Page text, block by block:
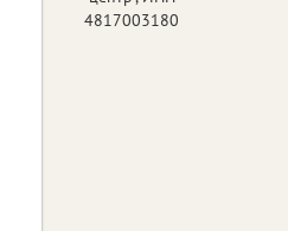
4817003180